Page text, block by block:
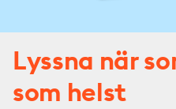
Lyssna när
som helst